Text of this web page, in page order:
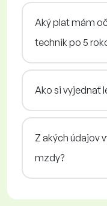
Aký plat mám
technik po 5
Ako si vyjednať
Z akých údajov
mzdy?